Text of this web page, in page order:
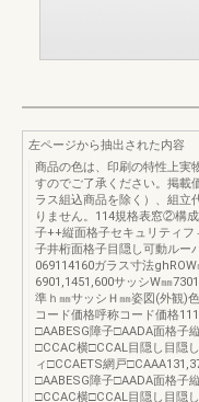
左ページから抽出された内容
商品の色は、印刷の特性上実
すのでご了承ください。掲載
ラス組込商品を除く）、組立
りません。114規格表窓②
子++縦面格子セキュリティ
子井桁面格子目隠し可動ルー
069114160ガラス寸法
6901,1451,600サッシW㎜
準ｈ㎜サッシＨ㎜姿図(外観)
コード価格呼称コード価格
□AABESG障子□AADA面格子
□CCAC横□CCAL目隠し目隠
ィ□CCAETS網戸
□AABESG障子□AADA面格子
□CCAC横□CCAL目隠し目隠